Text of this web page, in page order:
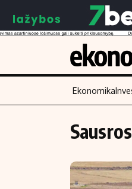
Turinys
Naujienos
Aplinka
Ekonomika